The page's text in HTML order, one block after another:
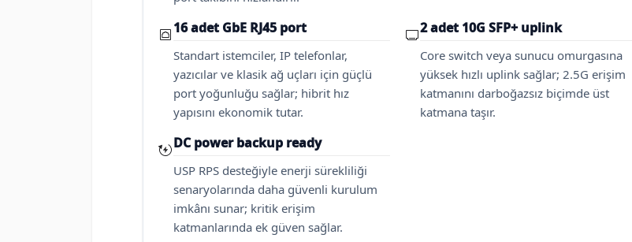
16 adet GbE RJ45 port
Standart istemciler, IP telefonlar,
yazıcılar ve klasik ağ uçları için güçlü
port yoğunluğu sağlar; hibrit hız
yapısını ekonomik tutar.
2 adet 10G SFP+ uplink
Core switch veya sunucu omurgasına
yüksek hızlı uplink sağlar; 2.5G erişim
katmanını darboğazsız biçimde üst
katmana taşır.
DC power backup ready
USP RPS desteğiyle enerji sürekliliği
senaryolarında daha güvenli kurulum
imkânı sunar; kritik erişim
katmanlarında ek güven sağlar.